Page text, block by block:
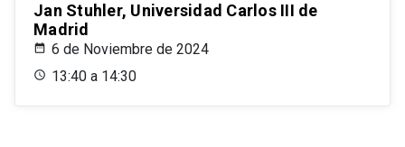
Jan Stuhler, Universidad Carlos III de
Madrid
6 de Noviembre de 2024
13:40 a 14:30